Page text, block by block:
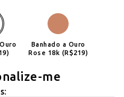
Banhado a Ouro
Rose 18k (R$219)
me